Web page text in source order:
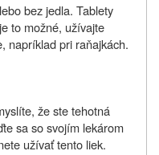
bez jedla. Tablety
to možné, užívajte
napríklad pri raňajkách.
že ste tehotná
sa so svojím lekárom
užívať tento liek.